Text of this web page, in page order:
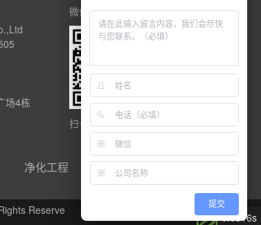
场4栋
微信公众号
扫一扫关注深国安
净化工程
友链合作qq：
Reserve
0.0316s
提交